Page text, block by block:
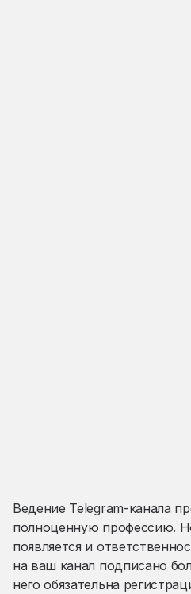
Ведение Telegram-канала
полноценную профессию.
появляется и
на ваш канал подписано
него обязательна